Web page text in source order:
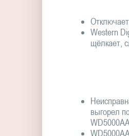
Western
щёлкает,
выгорел